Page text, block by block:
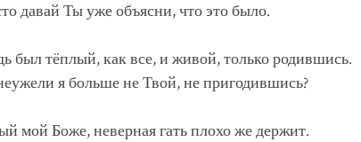
давай Ты уже объясни, что это было.
был тёплый, как все, и живой, только родившись.
я больше не Твой, не пригодившись?
мой Боже, неверная гать плохо же держит.